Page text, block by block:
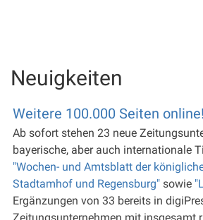
Neuigkeiten
Weitere 100.000 Seiten online!
Ab sofort stehen 23 neue
bayerische, aber auch internationale
"Wochen- und Amtsblatt der
Stadtamhof und Regensburg" sowie
Ergänzungen von 33 bereits in